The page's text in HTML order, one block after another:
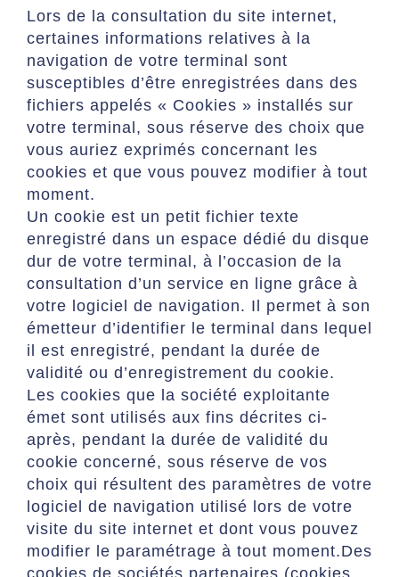
Lors de la consultation du site internet,
certaines informations relatives à la
navigation de votre terminal sont
susceptibles d’être enregistrées dans des
fichiers appelés « Cookies » installés sur
votre terminal, sous réserve des choix que
vous auriez exprimés concernant les
cookies et que vous pouvez modifier à tout
moment.
Un cookie est un petit fichier texte
enregistré dans un espace dédié du disque
dur de votre terminal, à l’occasion de la
consultation d’un service en ligne grâce à
votre logiciel de navigation. Il permet à son
émetteur d’identifier le terminal dans lequel
il est enregistré, pendant la durée de
validité ou d’enregistrement du cookie.
Les cookies que la société exploitante
émet sont utilisés aux fins décrites ci-
après, pendant la durée de validité du
cookie concerné, sous réserve de vos
choix qui résultent des paramètres de votre
logiciel de navigation utilisé lors de votre
visite du site internet et dont vous pouvez
modifier le paramétrage à tout moment.Des
cookies de sociétés partenaires (cookies